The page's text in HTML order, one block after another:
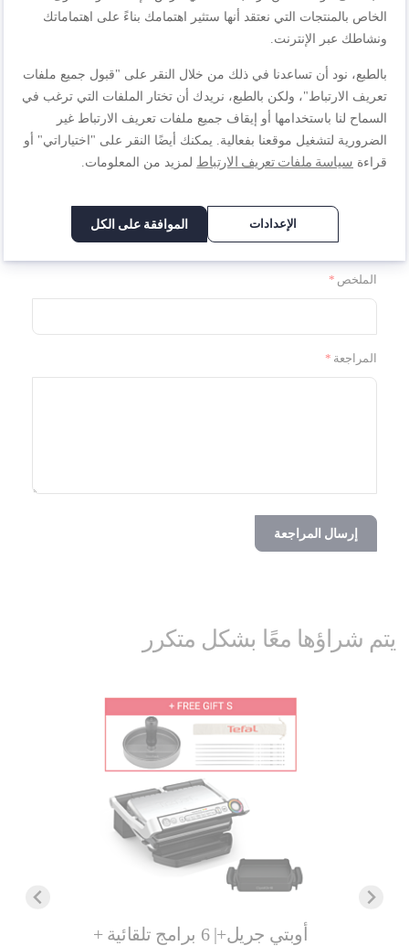
12345
1
نجمة
2
نجوم
3
نجوم
4
نجوم
5
نجوم
تصنيف
1
2
3
4
5
الملخص
المراجعة
إرسال المراجعة
يتم شراؤها معًا بشكل متكرر
أوبتي جريل+| 6 برامج تلقائية +
الخاص بالمنتجات التي نعتقد أنها ستثير اهتمامك بناءً على اهتماماتك
ونشاطك عبر الإنترنت.
بالطبع، نود أن تساعدنا في ذلك من خلال النقر على "قبول جميع ملفات
تعريف الارتباط"، ولكن بالطبع، نريدك أن تختار الملفات التي ترغب في
السماح لنا باستخدامها أو إيقاف جميع ملفات تعريف الارتباط غير
الضرورية لتشغيل موقعنا بفعالية. يمكنك أيضًا النقر على "اختياراتي" أو
قراءة سياسة ملفات تعريف الارتباط لمزيد من المعلومات.
الإعدادات الموافقة على الكل